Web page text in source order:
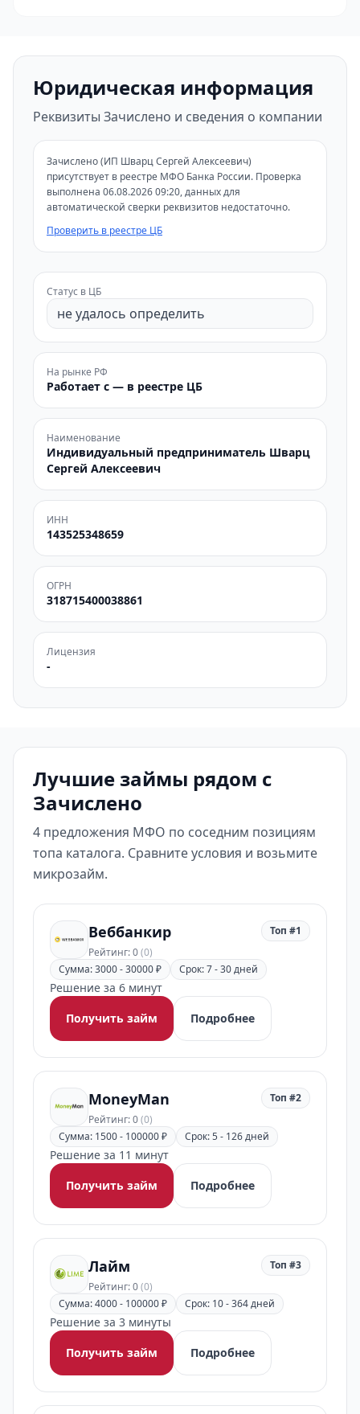
Юридическая информация
Реквизиты Зачислено и сведения о компании
Зачислено (ИП Шварц Сергей Алексеевич)
присутствует в реестре МФО Банка России. Проверка
выполнена 06.08.2026 09:20, данных для
автоматической сверки реквизитов недостаточно.
Проверить в реестре ЦБ
Статус в ЦБ
не удалось определить
На рынке РФ
Работает с — в реестре ЦБ
Наименование
Индивидуальный предприниматель Шварц
Сергей Алексеевич
ИНН
143525348659
ОГРН
318715400038861
Лицензия
-
Лучшие займы рядом с
Зачислено
4 предложения МФО по соседним позициям
топа каталога. Сравните условия и возьмите
микрозайм.
Веббанкир
Рейтинг: 0(0)
Топ #1
Сумма: 3000 - 30000 ₽ Срок: 7 - 30 дней
Решение за 6 минут
Получить займ
Подробнее
MoneyMan
Рейтинг: 0(0)
Топ #2
Сумма: 1500 - 100000 ₽ Срок: 5 - 126 дней
Решение за 11 минут
Получить займ
Подробнее
Лайм
Рейтинг: 0(0)
Топ #3
Сумма: 4000 - 100000 ₽ Срок: 10 - 364 дней
Решение за 3 минуты
Получить займ
Подробнее